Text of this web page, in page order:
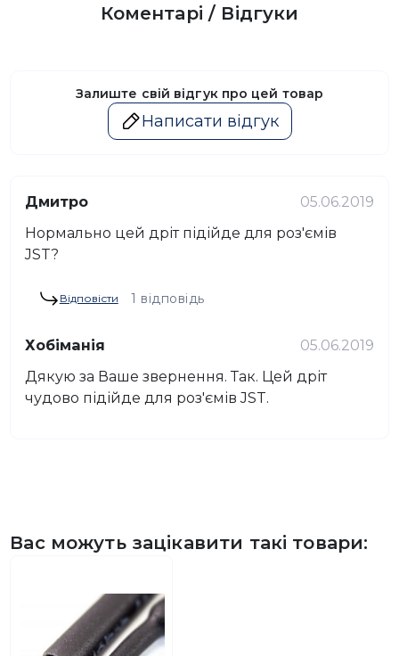
Коментарі / Відгуки
Залиште свій відгук про цей товар
Написати відгук
Дмитро
05.06.2019
Нормально цей дріт підійде для роз'ємів
JST?
Відповісти 1 відповідь
Хобіманія
05.06.2019
Дякую за Ваше звернення. Так. Цей дріт
чудово підійде для роз'ємів JST.
Вас можуть зацікавити такі товари: